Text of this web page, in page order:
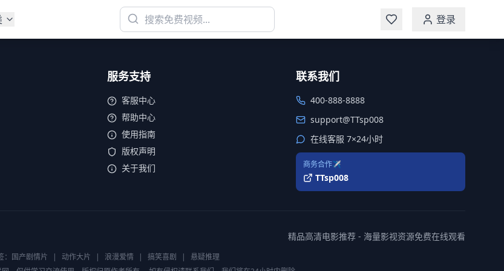
登录
服务支持
客服中心
帮助中心
使用指南
版权声明
关于我们
联系我们
400-888-8888
support@TTsp008
在线客服 7×24小时
商务合作✈️
TTsp008
精品高清电影推荐 - 海量影视资源免费在线观看
国产剧情片 | 动作大片 | 浪漫爱情 | 搞笑喜剧 |
悬疑推理